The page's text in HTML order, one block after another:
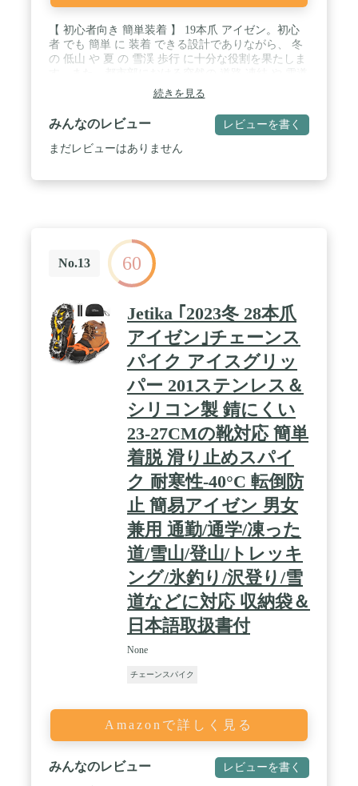
【 初心者向き 簡単装着 】 19本爪 アイゼン。初心
者 でも 簡単 に 装着 できる設計でありながら、 冬
の 低山 や 夏 の 雪渓 歩行 に十分な役割を果たしま
にも 便利 で 安全 対策 としても使える 簡易 型 軽
す。
/ 【 使用用途 は広範囲、かつ 携帯性 ・ 収納性 が抜
群】 シリコーン製のボディは伸縮性があるため、登
す。
/ 【 耐久性 と使いやすさを考えた素材】爪 チェー
ン：SUS304 ステンレス ボディ：シリコーン
※ SUS304ステンレスは 軽量 で さびにくい 性質を
持っており、ステンレス鋼・耐熱鋼の代表として家
庭用品や工業用品に幅広く使用されています。一
方、他社製品で使われているSUS201は、ニッケル
の割合を減らしたもので、SUS304の方が錆びにく
い性質を持っています。シリコーンは 伸縮性 があ
る一方で、耐熱性、耐寒性、 撥水性 などの性質が
あり、ウレタンに比べると 耐久性 に富んだ素材で
す。使いやすい、そして永く使えることを考えた製
す。
/ 【サイズ】 M サイズ ： 23.0 ～ 25.0 cm L サイズ
： 25.5 ～ 28.0 cm ※お手元の 靴 の サイズ をご確
認ください。 男女 兼
用 /
【ZAFIELDは、Amazon認定ブランド】Amazon.co.jp
に所定の手続き申請を行い、認められた信頼のブラ
ンドです。登録商標：第5804336
号
続きを見る
みんなのレビュー レビューを書く
まだレビューはありません
No.13 60
Jetika ｢2023冬 28本爪
アイゼン｣チェーンス
パイク アイスグリッ
パー 201ステンレス＆
シリコン製 錆にくい
23-27CMの靴対応 簡単
着脱 滑り止めスパイ
ク 耐寒性-40°C 転倒防
止 簡易アイゼン 男女
兼用 通勤/通学/凍った
道/雪山/登山/トレッキ
ング/氷釣り/沢登り/雪
道などに対応 収納袋＆
日本語取扱書付
None
チェーンスパイク
Amazonで詳しく見る
みんなのレビュー レビューを書く